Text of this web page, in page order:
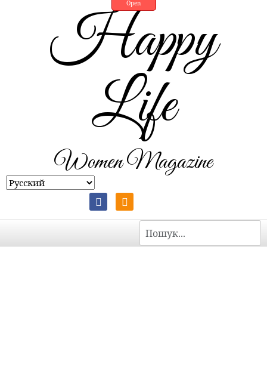
Open
Happy
Life
Women Magazine
Пошук